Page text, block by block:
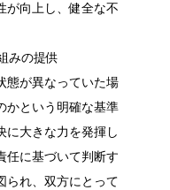
が向上し、健全な不
みの提供
態が異なっていた場
かという明確な基準
に大きな力を発揮し
任に基づいて判断す
られ、双方にとって